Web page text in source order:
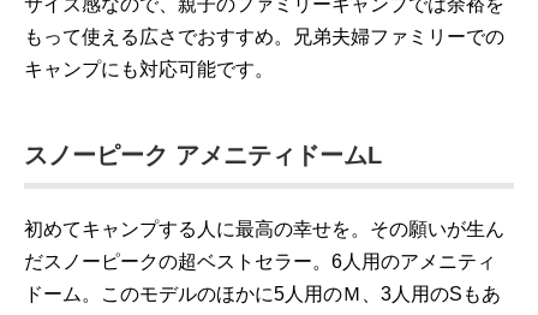
サイズ感なので、親子のファミリーキャンプでは余裕を
もって使える広さでおすすめ。兄弟夫婦ファミリーでの
キャンプにも対応可能です。
スノーピーク アメニティドームL
初めてキャンプする人に最高の幸せを。その願いが生ん
だスノーピークの超ベストセラー。6人用のアメニティ
ドーム。このモデルのほかに5人用のＭ、3人用のSもあ